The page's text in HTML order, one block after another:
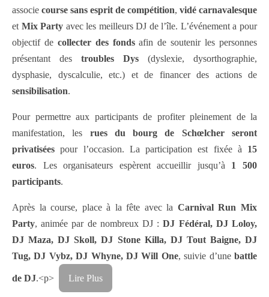
associe course sans esprit de compétition, vidé carnavalesque
et Mix Party avec les meilleurs DJ de l’île. L’événement a pour
objectif de collecter des fondsafin de soutenir les personnes
présentant des troubles Dys (dyslexie, dysorthographie,
dysphasie, dyscalculie, etc.) et de financer des actions de
sensibilisation.
Pour permettre aux participants de profiter pleinement de la
manifestation, les rues du bourg de Schœlcher seront
privatisées pour l’occasion. La participation est fixée à 15
euros. Les organisateurs espèrent accueillir jusqu’à 1 500
participants.
Après la course, place à la fête avec la Carnival Run Mix
Party, animée par de nombreux DJ :DJ Fédéral, DJ Loloy,
DJ Maza, DJ Skoll, DJ Stone Killa, DJ Tout Baigne, DJ
Tug, DJ Vybz, DJ Whyne, DJ Will One, suivie d’unebattle
de DJ.<p> Lire Plus